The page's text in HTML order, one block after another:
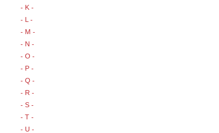
- K -
- L -
- M -
- N -
- O -
- P -
- Q -
- R -
- S -
- T -
- U -